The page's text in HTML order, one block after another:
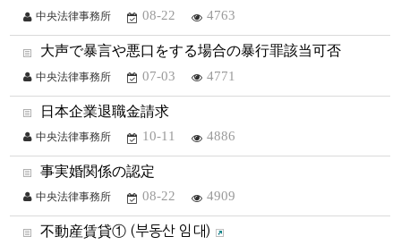
中央法律事務所 08-22 4763
大声で暴言や悪口をする場合の暴行罪該当可否
中央法律事務所 07-03 4771
日本企業退職金請求
中央法律事務所 10-11 4886
事実婚関係の認定
中央法律事務所 08-22 4909
不動産賃貸① (부동산 임대)